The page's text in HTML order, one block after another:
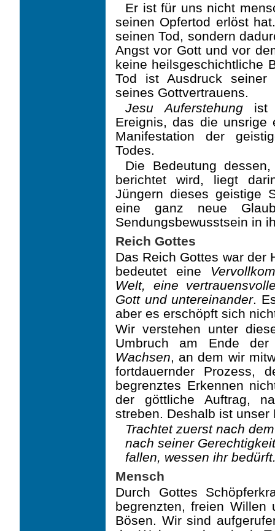
Er ist für uns nicht
seinen Opfertod erlöst
seinen Tod, sondern
Angst vor Gott und vor
keine heilsgeschichtliche
Tod ist Ausdruck
seines Gottvertrauens.
Jesu Auferstehungist
Ereignis, das die unsrige
Manifestation der
Todes.
Die Bedeutung
berichtet wird, liegt
Jüngern dieses geistige
eine ganz neue
Sendungsbewusstsein in
Reich Gottes
Das Reich Gottes war der
bedeutet eine
Welt, eine
Gott und untereinander.
aber es erschöpft sich
Wir verstehen unter
Umbruch am Ende
Wachsen, an dem wir
fortdauernder Prozess,
begrenztes Erkennen
der göttliche Auftrag,
streben. Deshalb ist unser
Trachtet zuerst nach
nach seiner
fallen, wessen ihr
Mensch
Durch Gottes
begrenzten, freien Willen
Bösen. Wir sind